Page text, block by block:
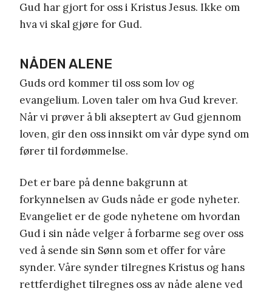
Gud har gjort for oss i Kristus Jesus. Ikke om
hva vi skal gjøre for Gud.
NÅDEN ALENE
Guds ord kommer til oss som lov og
evangelium. Loven taler om hva Gud krever.
Når vi prøver å bli akseptert av Gud gjennom
loven, gir den oss innsikt om vår dype synd om
fører til fordømmelse.
Det er bare på denne bakgrunn at
forkynnelsen av Guds nåde er gode nyheter.
Evangeliet er de gode nyhetene om hvordan
Gud i sin nåde velger å forbarme seg over oss
ved å sende sin Sønn som et offer for våre
synder. Våre synder tilregnes Kristus og hans
rettferdighet tilregnes oss av nåde alene ved